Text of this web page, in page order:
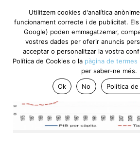
Utilitzem cookies d'analítica
funcionament correcte i de publicitat.
Google) poden emmagatzemar,
vostres dades per oferir anuncis
acceptar o personalitzar la vostra
Política de Cookies o la pàgina de termes
per saber-ne més.
Ok
No Política